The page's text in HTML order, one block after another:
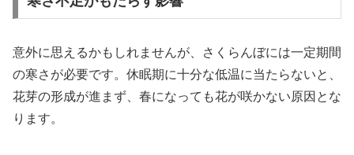
意外に思えるかもしれませんが、さくらんぼには一定期間
の寒さが必要です。休眠期に十分な低温に当たらないと、
花芽の形成が進まず、春になっても花が咲かない原因とな
ります。